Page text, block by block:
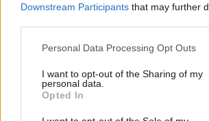
Downstream Participants that may further
Please note that this website/app uses one
not limited to your visit or usage behaviour.
grant or deny consent to Google and its
use your data for below specified purposes
consent section.
Personal Data Processing Opt Outs
I want to opt-out of the Sharing of my
personal data.
Opted In
és magabiztos, ami rendkívül
fogalmazott Chadwick, aki szerint